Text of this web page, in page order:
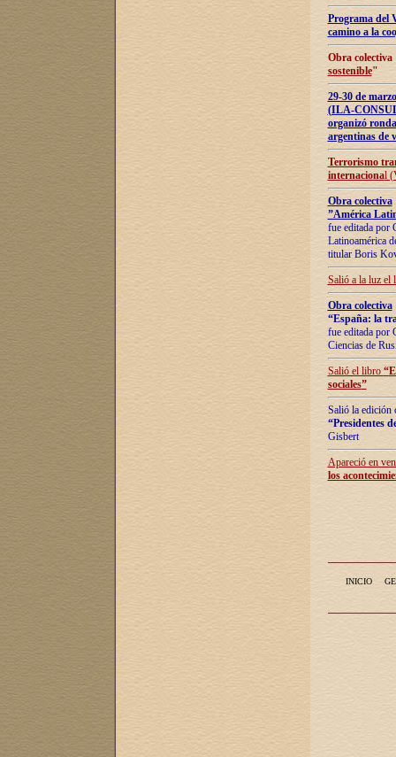
Programa del
camino a la
Obra
sostenible"
29-30 de
(ILA-
organizó
argentinas de
Terrorismo
internacional
Obra colectiva
”América
fue editada por
Latinoamérica
titular Boris
Salió a la luz el
Obra colectiva
“España: la
fue editada por
Ciencias de
Salió el libro “
sociales”
Salió la edición
“Presidentes
Gisbert
Apareció en
los
INICIO